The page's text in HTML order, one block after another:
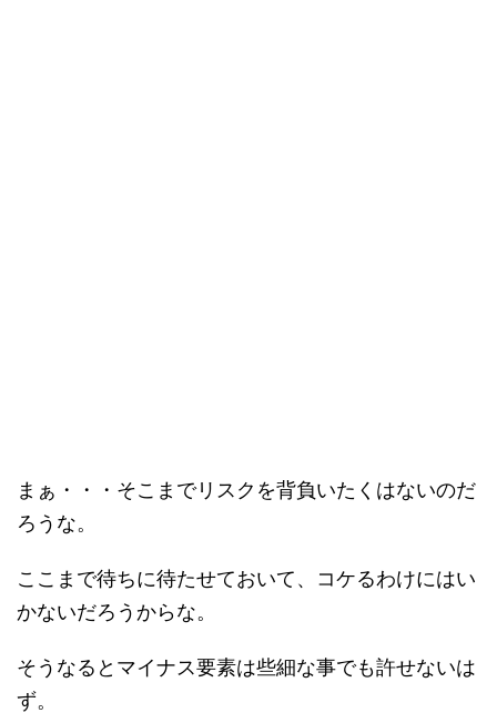
まぁ・・・そこまでリスクを背負いたくはないのだ
ろうな。
ここまで待ちに待たせておいて、コケるわけにはい
かないだろうからな。
そうなるとマイナス要素は些細な事でも許せないは
ず。